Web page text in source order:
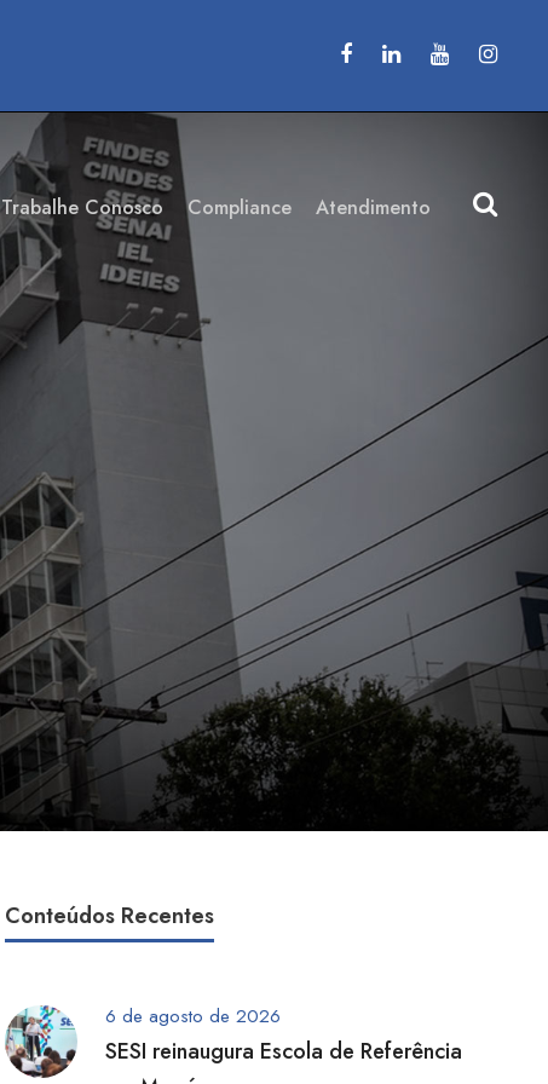
Trabalhe Conosco Compliance Atendimento
Conteúdos Recentes
6 de agosto de 2026
SESI reinaugura Escola de Referência